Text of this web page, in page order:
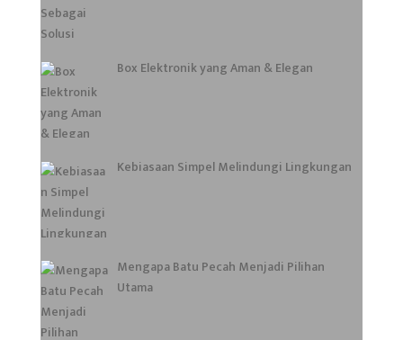
Box Elektronik yang Aman & Elegan
Kebiasaan Simpel Melindungi Lingkungan
Mengapa Batu Pecah Menjadi Pilihan
Utama